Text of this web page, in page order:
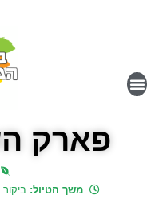
פארק
משך הטיול:ביקור